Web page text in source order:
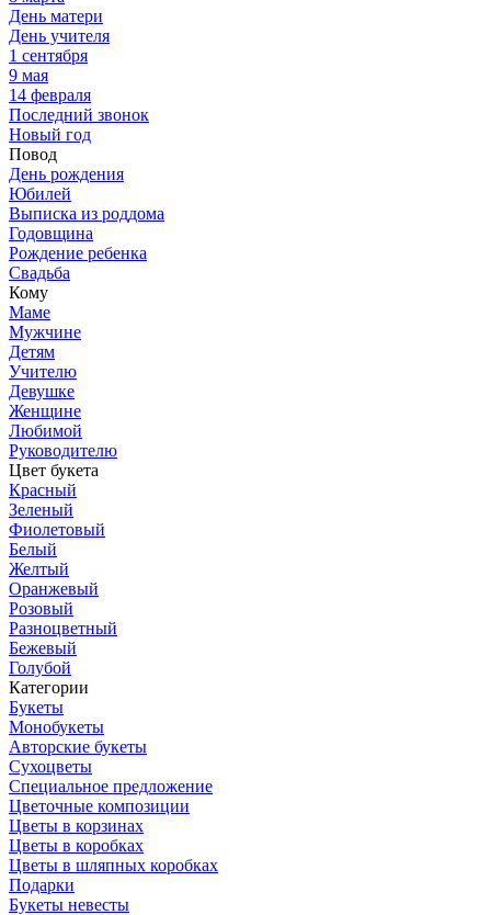
День матери
День учителя
1 сентября
9 мая
14 февраля
Последний звонок
Новый год
Повод
День рождения
Юбилей
Выписка из роддома
Годовщина
Рождение ребенка
Свадьба
Кому
Маме
Мужчине
Детям
Учителю
Девушке
Женщине
Любимой
Руководителю
Цвет букета
Красный
Зеленый
Фиолетовый
Белый
Желтый
Оранжевый
Розовый
Разноцветный
Бежевый
Голубой
Категории
Букеты
Монобукеты
Авторские букеты
Сухоцветы
Специальное предложение
Цветочные композиции
Цветы в корзинах
Цветы в коробках
Цветы в шляпных коробках
Подарки
Букеты невесты